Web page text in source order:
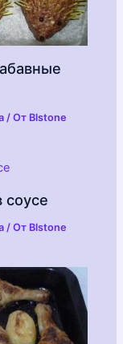
/ От Blstone
соусе
/ От Blstone